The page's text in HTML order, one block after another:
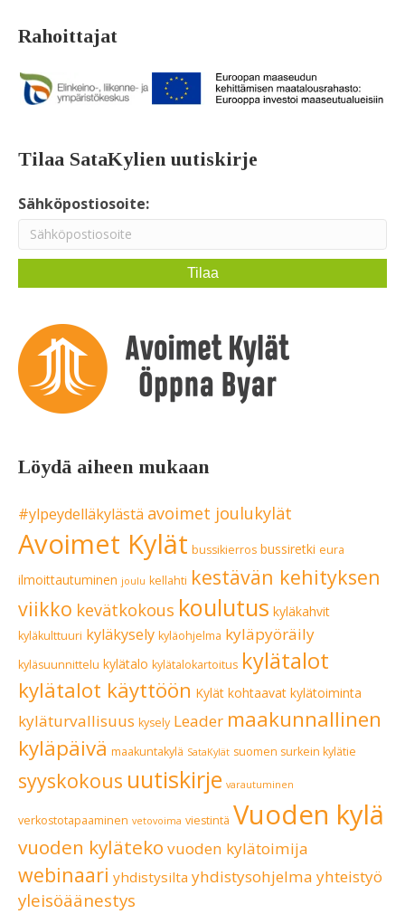
Rahoittajat
Tilaa SataKylien uutiskirje
Sähköpostiosoite:
Löydä aiheen mukaan
#ylpeydelläkylästä avoimet joulukylät
Avoimet Kylät bussikierros bussiretki eura
ilmoittautuminen joulu kellahti kestävän kehityksen
viikko kevätkokous koulutus kyläkahvit
kyläkulttuuri kyläkysely kyläohjelma kyläpyöräily
kyläsuunnittelu kylätalo kylätalokartoitus kylätalot
kylätalot käyttöön Kylät kohtaavat kylätoiminta
kyläturvallisuus kysely Leader maakunnallinen
kyläpäivä maakuntakylä SataKylät suomen surkein kylätie
syyskokous uutiskirje varautuminen
verkostotapaaminen vetovoima viestintä Vuoden kylä
vuoden kyläteko vuoden kylätoimija
webinaari yhdistysilta yhdistysohjelma yhteistyö
yleisöäänestys